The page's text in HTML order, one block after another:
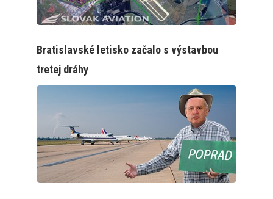
Bratislavské letisko začalo s výstavbou
tretej dráhy